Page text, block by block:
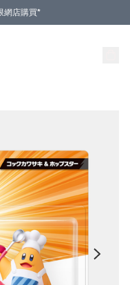
網店購買*